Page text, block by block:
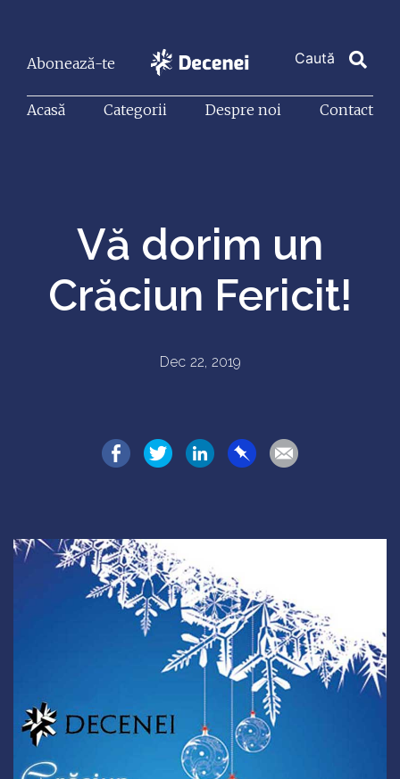
Abonează-te
Acasă Categorii Despre noi Contact
Vă dorim un
Crăciun Fericit!
Dec 22, 2019